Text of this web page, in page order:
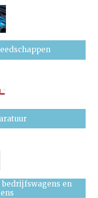
bedrijfswagens en